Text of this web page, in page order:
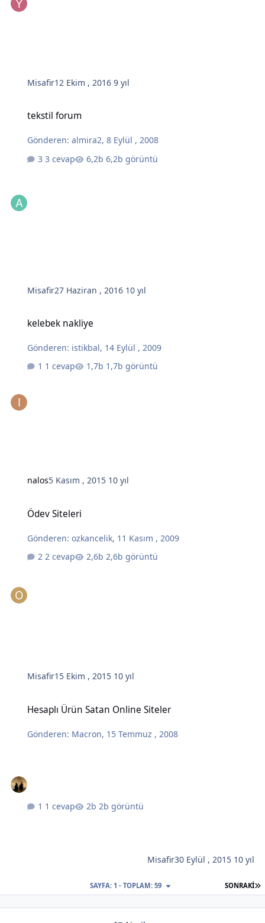
Misafir12 Ekim , 20169 yıl
tekstil forum
Gönderen:almira2,8 Eylül , 2008
3 cevap
6,2b görüntü
Misafir27 Haziran , 2016 10 yıl
kelebek nakliye
Gönderen: istikbal, 14 Eylül , 2009
1 cevap
1,7b görüntü
nalos5 Kasım , 2015 10 yıl
Ödev Siteleri
Gönderen:ozkancelik, 11 Kasım , 2009
2 cevap
2,6b görüntü
Misafir15 Ekim , 2015 10 yıl
Hesaplı Ürün Satan Online Siteler
Gönderen: Macron, 15 Temmuz , 2008
1 cevap 2b görüntü
Misafir30 Eylül , 2015 10 yıl
SONRAKI
SAYFA: 1 - TOPLAM: 59